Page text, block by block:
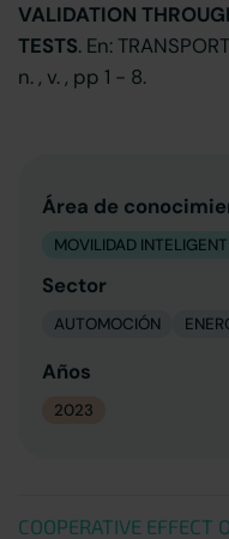
VALIDATION
TESTS. En:
n. , v. , pp 1 - 8.
Área de
MOVILIDAD
Sector
AUTOMOCIÓN
Años
2023
COOPERATIVE EFFECT